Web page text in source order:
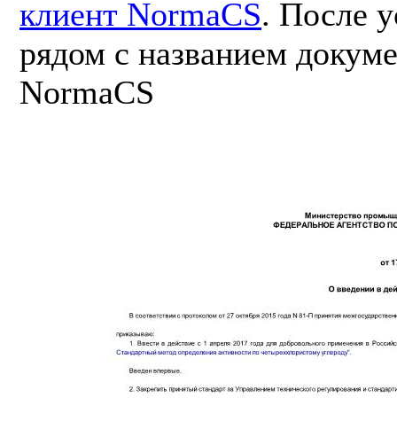
клиент NormaCS. После
рядом с названием
NormaCS